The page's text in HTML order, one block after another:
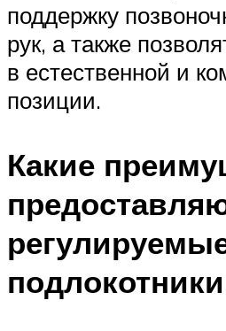
поддержку
рук, а также
в естественной и
позиции.
Какие